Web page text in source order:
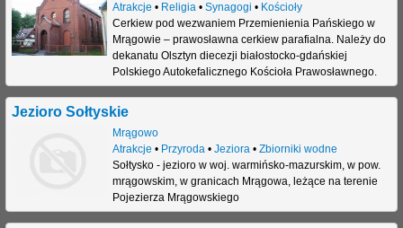
Atrakcje • Religia• Synagogi • Kościoły
Cerkiew pod wezwaniem Przemienienia Pańskiego w
Mrągowie – prawosławna cerkiew parafialna. Należy do
dekanatu Olsztyn diecezji białostocko-gdańskiej
Polskiego Autokefalicznego Kościoła Prawosławnego.
Jezioro Sołtyskie
Mrągowo
Atrakcje • Przyroda• Jeziora• Zbiorniki wodne
Sołtysko - jezioro w woj. warmińsko-mazurskim, w pow.
mrągowskim, w granicach Mrągowa, leżące na terenie
Pojezierza Mrągowskiego